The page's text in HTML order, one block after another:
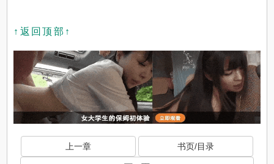
↑返回顶部↑
上一章 书页/目录